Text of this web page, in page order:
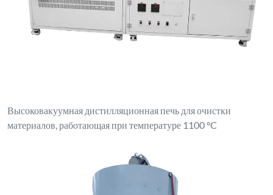
Высоковакуумная дистилляционная печь для очистки
материалов, работающая при температуре 1100 °C